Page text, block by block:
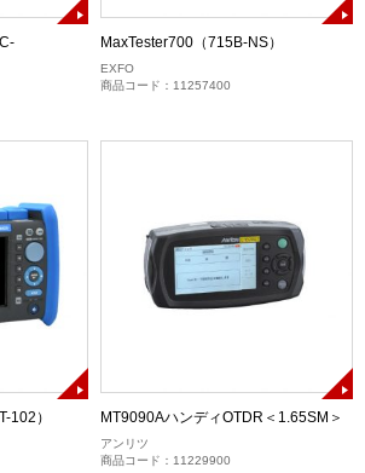
MaxTester700（715B-NS）
EXFO
商品コード：11257400
102） MT9090AハンディOTDR＜1.65SM＞
アンリツ
商品コード：11229900